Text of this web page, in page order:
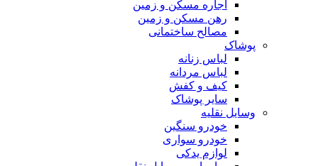
اجاره مسکن و زمین
رهن مسکن و زمین
مصالح ساختمانی
پوشاک
لباس زنانه
لباس مردانه
کیف و کفش
سایر پوشاک
وسایل نقلیه
خودرو سنگین
خودرو سواری
لوازم یدکی